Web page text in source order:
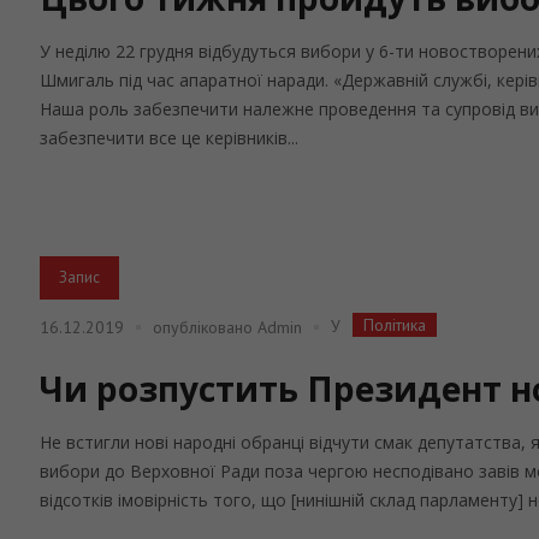
У неділю 22 грудня відбудуться вибори у 6-ти
Шмигаль під час апаратної наради. «Державній службі,
Наша роль забезпечити належне проведення та супровід
забезпечити все це керівників...
Запис
16.12.2019 опублікованоAdmin У Політика
Чи розпустить Президент
Не встигли нові народні обранці відчути смак
вибори до Верховної Ради поза чергою несподівано завів
відсотків імовірність того, що [нинішній склад